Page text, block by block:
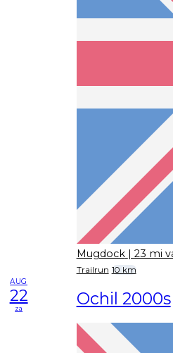
Mugdock | 23 mi
Trailrun 10 km
AUG
22
za Ochil 2000s